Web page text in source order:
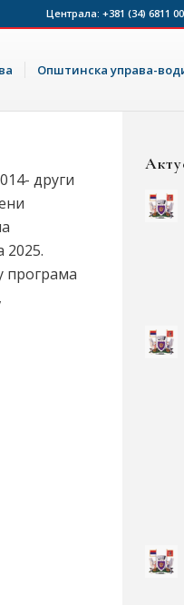
Централа: +381 (34) 6811
Општинска управа-
други
2025.
програма